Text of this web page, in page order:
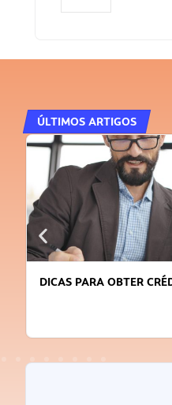
ÚLTIMOS ARTIGOS
DICAS PARA OBTER